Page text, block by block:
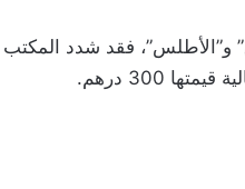
و”الأطلس”، فقد شدد المكتب
300 درهم.